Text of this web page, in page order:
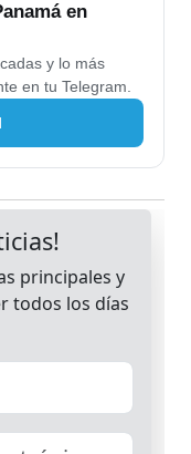
en
y lo más
en tu Telegram.